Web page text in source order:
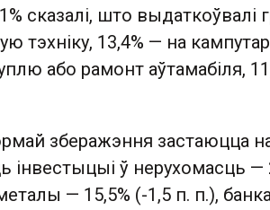
сказалі, што выдаткоўвалі
тэхніку, 13,4% — на
або рамонт аўтамабіля,
зберажэння застаюцца
інвестыцыі ў нерухомасць —
— 15,5% (-1,5 п. п.),